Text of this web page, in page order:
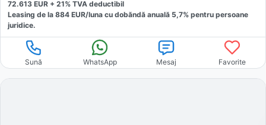
72.613 EUR + 21% TVA deductibil
Leasing de la 884 EUR/luna cu dobăndă anuală 5,7% pentru persoane
juridice.
Sună WhatsApp Mesaj Favorite